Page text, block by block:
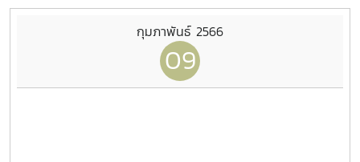
กุมภาพันธ์ 2566
09